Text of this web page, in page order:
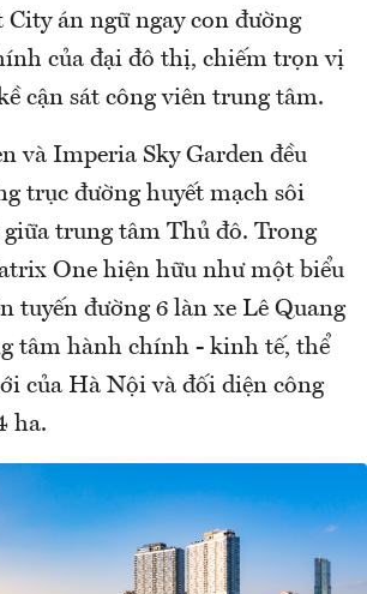
án ngữ ngay con đường
của đại đô thị, chiếm trọn vị
cận sát công viên trung tâm.
và Imperia Sky Garden đều
trục đường huyết mạch sôi
trung tâm Thủ đô. Trong
One hiện hữu như một biểu
tuyến đường 6 làn xe Lê Quang
tâm hành chính - kinh tế, thể
của Hà Nội và đối diện công
ha.